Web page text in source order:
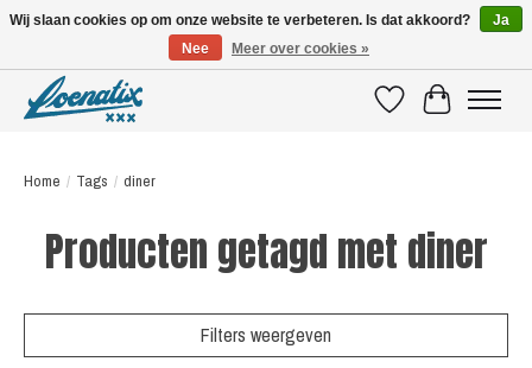
VerlanglijstWinkelwagen
Home / Tags / diner
Producten getagd met diner
Filters weergeven
Wij slaan cookies op om onze website te verbeteren. Is dat akkoord?
Ja
Nee
Meer over cookies »